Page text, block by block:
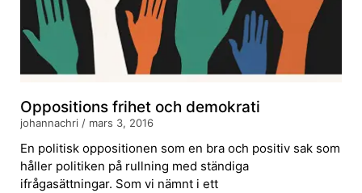
Oppositions frihet och demokrati
johannachri mars 3, 2016
En politisk oppositionen som en bra och positiv sak som
håller politiken på rullning med ständiga
ifrågasättningar. Som vi nämnt i ett